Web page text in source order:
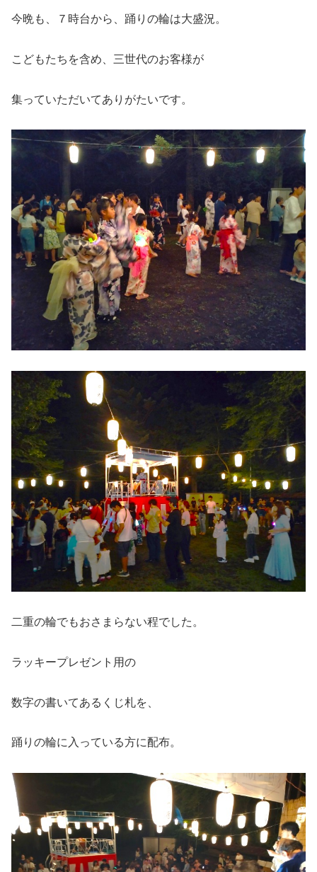
今晩も、７時台から、踊りの輪は大盛況。
こどもたちを含め、三世代のお客様が
集っていただいてありがたいです。
二重の輪でもおさまらない程でした。
ラッキープレゼント用の
数字の書いてあるくじ札を、
踊りの輪に入っている方に配布。